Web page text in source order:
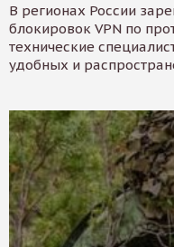
В регионах России
блокировок VPN по
технические
удобных и